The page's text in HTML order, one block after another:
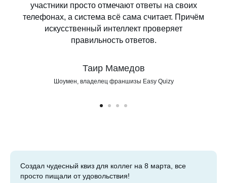
участники просто отмечают ответы на своих
телефонах, а система всё сама считает. Причём
искусственный интеллект проверяет
правильность ответов.
Таир Мамедов
Шоумен, владелец франшизы Easy Quizy
Создал чудесный квиз для коллег на 8 марта, все
просто пищали от удовольствия!